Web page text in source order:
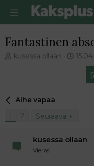
Fantastinen
V
e
u
kusessa ollaan
E
e
Aihe vapaa
1
2 Seuraava
kusessa ollaan
Vieras